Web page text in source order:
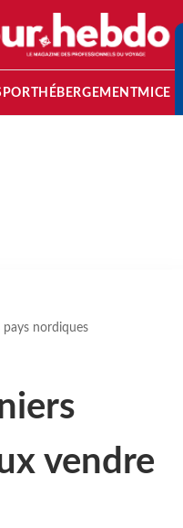
HÉBERGEMENTMICE
nordiques
vendre